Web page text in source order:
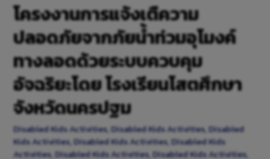
โครงงานการแจ้งเตืความ
ปลอดภัยจากภัยน้ำท่วมอุโมงค์
ทางลอดด้วยระบบควบคุม
อัจฉริยะโดย โรงเรียนโสตศึกษา
จังหวัดนครปฐม
Disabled Kids Activities,Disabled Kids Activities,Disabled
Kids Activities,Disabled Kids Activities,Disabled Kids
Activities,Disabled Kids Activities,Disabled Kids Activities,